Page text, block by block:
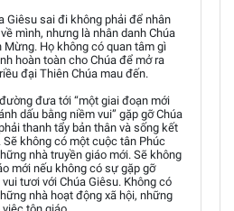
Giêsu sai đi không phải để nhân
mình, nhưng là nhân danh Chúa
Mừng. Họ không có quan tâm gì
hoàn toàn cho Chúa để mở ra
đại Thiên Chúa mau đến.
đưa tới “một giai đoạn mới
dấu bằng niềm vui” gặp gỡ Chúa
thanh tẩy bản thân và sống kết
không có một cuộc tân Phúc
nhà truyền giáo mới. Sẽ không
mới nếu không có sự gặp gỡ
tươi với Chúa Giêsu. Không có
nhà hoạt động xã hội, những